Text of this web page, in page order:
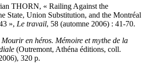
THORN, « Railing Against the
State, Union Substitution, and the Montréal
», Le travail, 58 (automne 2006) : 41-70.
Mourir en héros. Mémoire et mythe de la
(Outremont, Athéna éditions, coll.
320 p.